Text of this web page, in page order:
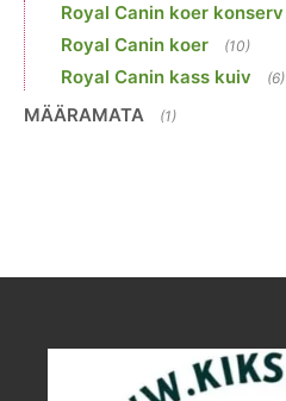
Royal Canin koer konserv
Royal Canin koer (10)
Royal Canin kass kuiv (6)
MÄÄRAMATA (1)